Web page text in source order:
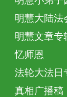
明慧大陆法
明慧文章专
忆师恩
法轮大法日
真相广播稿